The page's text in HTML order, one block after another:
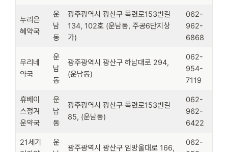
누리은
혜약국
운
남
동
광주광역시 광산구 목련로153번길
134, 102호 (운남동, 주공6단지상
가)
062-
962-
6868
우리네
약국
운
남
동
광주광역시 광산구 하남대로 294,
(운남동)
062-
954-
7119
휴베이
스정겨
운약국
운
남
동
광주광역시 광산구 목련로153번길
85, (운남동)
062-
962-
6422
21세기
운
광주광역시 광산구 임방울대로 166,
062-